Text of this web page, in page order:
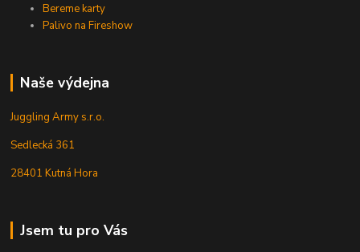
Bereme karty
Palivo na Fireshow
Naše výdejna
Juggling Army s.r.o.
Sedlecká 361
28401 Kutná Hora
Jsem tu pro Vás